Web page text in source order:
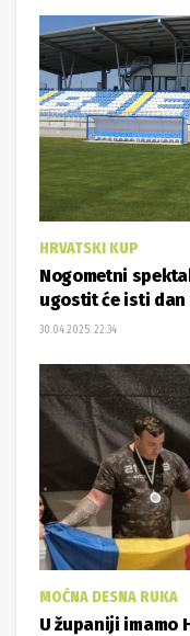
HRVATSKI KUP
Nogometni
ugostit će isti
30.04.2025. 22:34
MOĆNA DESNA RUKA
U županiji imamo